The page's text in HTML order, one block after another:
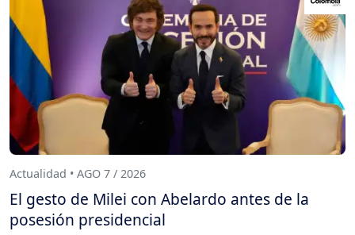
Actualidad • AGO 7 / 2026
El gesto de Milei con Abelardo antes de la
posesión presidencial